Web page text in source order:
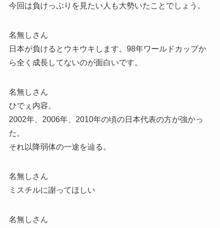
今回は負けっぷりを見たい人も大勢いたことでしょう。
名無しさん
日本が負けるとウキウキします。98年ワールドカップか
ら全く成長してないのが面白いです。
名無しさん
ひでぇ内容。
2002年、2006年、2010年の頃の日本代表の方が強かっ
た。
それ以降弱体の一途を辿る。
名無しさん
ミスチルに謝ってほしい
名無しさん